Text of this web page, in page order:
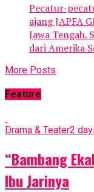
Pecatur-
ajang JAPFA
Jawa Tengah.
dari Amerika
More Posts
Feature
Drama & Teater2
“Bambang
Ibu Jarinya